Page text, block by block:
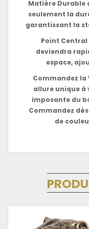
Matière Durable
seulement la
garantissant la
Point
deviendra
espace,
Commandez la
allure unique à
imposante du
Commandez
de